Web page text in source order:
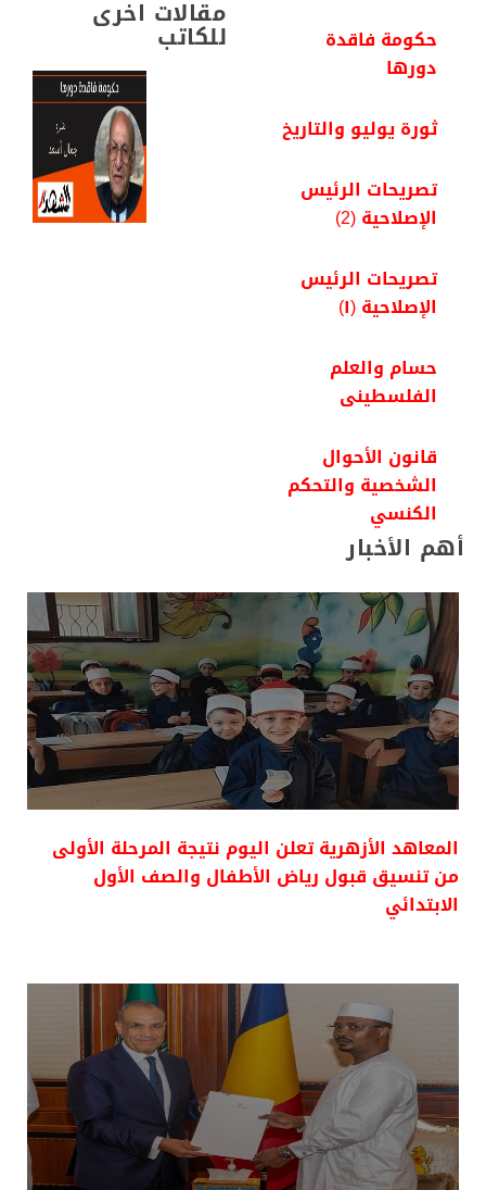
مقالات اخرى
للكاتب
حكومة فاقدة
دورها
ثورة يوليو والتاريخ
تصريحات الرئيس
الإصلاحية (2)
تصريحات الرئيس
الإصلاحية (١)
حسام والعلم
الفلسطينى
قانون الأحوال
الشخصية والتحكم
الكنسي
أهم الأخبار
المعاهد الأزهرية تعلن اليوم نتيجة المرحلة الأولى
من تنسيق قبول رياض الأطفال والصف الأول
الابتدائي